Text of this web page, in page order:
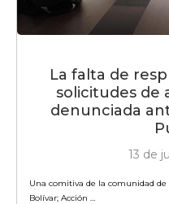
La falta de
solicitudes de
denunciada
13 de
Una comitiva de la comunidad
Bolívar; Acción …